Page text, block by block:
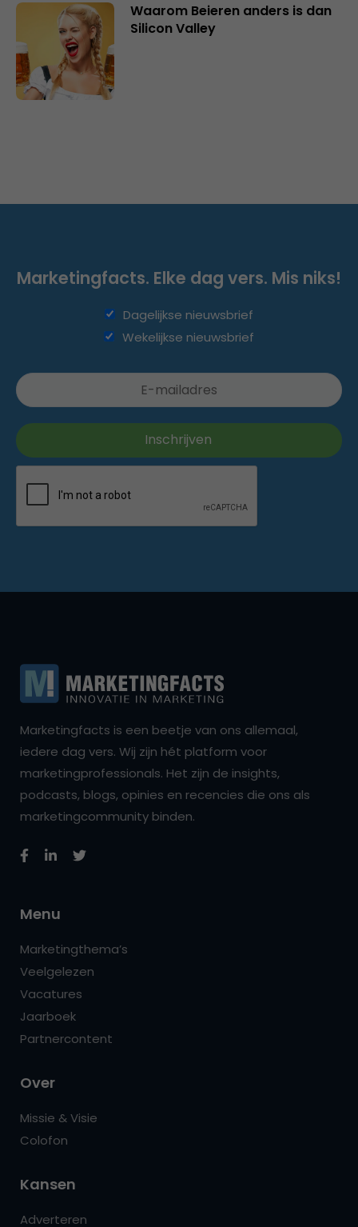
Waarom Beieren anders is dan
Silicon Valley
Marketingfacts. Elke dag vers. Mis niks!
Dagelijkse nieuwsbrief
Wekelijkse nieuwsbrief
Marketingfacts is een beetje van ons allemaal,
iedere dag vers. Wij zijn hét platform voor
marketingprofessionals. Het zijn de insights,
podcasts, blogs, opinies en recencies die ons als
marketingcommunity binden.
Menu
Marketingthema’s
Veelgelezen
Vacatures
Jaarboek
Partnercontent
Over
Missie & Visie
Colofon
Kansen
Adverteren